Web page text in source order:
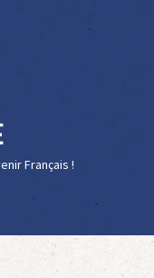
Français !